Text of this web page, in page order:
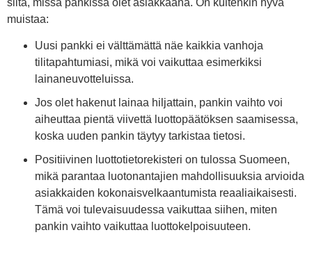
siitä, missä pankissa olet asiakkaana. On kuitenkin hyvä
muistaa:
Uusi pankki ei välttämättä näe kaikkia vanhoja
tilitapahtumiasi, mikä voi vaikuttaa esimerkiksi
lainaneuvotteluissa.
Jos olet hakenut lainaa hiljattain, pankin vaihto voi
aiheuttaa pientä viivettä luottopäätöksen saamisessa,
koska uuden pankin täytyy tarkistaa tietosi.
Positiivinen luottotietorekisteri on tulossa Suomeen,
mikä parantaa luotonantajien mahdollisuuksia arvioida
asiakkaiden kokonaisvelkaantumista reaaliaikaisesti.
Tämä voi tulevaisuudessa vaikuttaa siihen, miten
pankin vaihto vaikuttaa luottokelpoisuuteen.